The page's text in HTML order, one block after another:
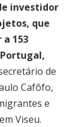
investidor
que
153
de
Cafôfo,
e
Viseu.